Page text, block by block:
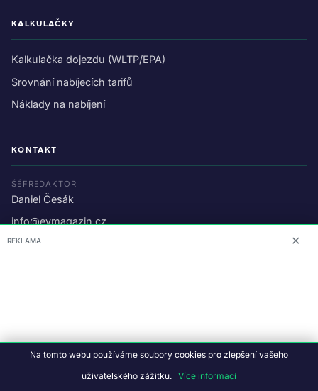
KALKULAČKY
Kalkulačka dojezdu (WLTP/EPA)
Srovnání nabíjecích tarifů
Náklady na nabíjení
KONTAKT
ŠÉFREDAKTOR
Daniel Česák
info@evmagazin.cz
O nás
© 2026 EV Magazin.Podmínky a ochrana dat.
Studiografix
REKLAMA ✕
Na tomto webu používáme soubory cookies pro zlepšení vašeho
uživatelského zážitku. Více informací